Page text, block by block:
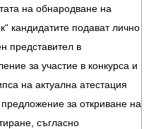
на обнародване на
кандидатите подават лично
представител в
за участие в конкурса и
на актуална атестация
за откриване на
съгласно